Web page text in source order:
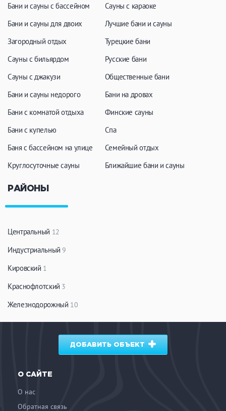
Бани и сауны с бассейном
Бани и сауны для двоих
Загородный отдых
Сауны с бильярдом
Сауны с джакузи
Бани и сауны недорого
Бани с комнатой отдыха
Бани с купелью
Баня с бассейном на улице
Круглосуточные сауны
Сауны с караоке
Лучшие бани и сауны
Турецкие бани
Русские бани
Общественные бани
Бани на дровах
Финские сауны
Спа
Семейный отдых
Ближайшие бани и сауны
РАЙОНЫ
Центральный 12
Индустриальный 9
Кировский 1
Краснофлотский 3
Железнодорожный 10
ДОБАВИТЬ ОБЪЕКТ
О САЙТЕ
О нас
Обратная связь